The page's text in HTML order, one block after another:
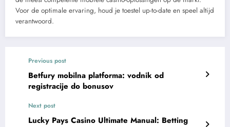
Voor de optimale ervaring, houd je toestel up-to-date en speel altijd
verantwoord.
Previous post
Betfury mobilna platforma: vodnik od
registracije do bonusov
Next post
Lucky Pays Casino Ultimate Manual: Betting